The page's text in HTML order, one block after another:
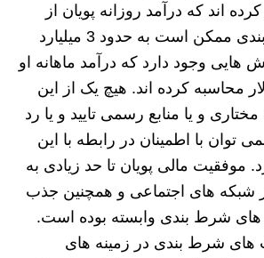
اند که درآمد روزانه پویان از
سایت های شرط بندی ممکن است به حدود 3 میلیارد
هایی وجود دارد که درآمد ماهانه او
محاسبه کرده اند. هیچ یک از این
و یا منابع رسمی تایید و یا رد
توان با اطمینان در رابطه با این
مالی پویان تا حد زیادی به
شبکه های اجتماعی و همچنین جذب
شرط بندی وابسته بوده است.
های شرط بندی در زمینه های